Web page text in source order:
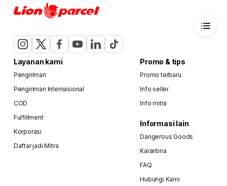
Layanan kami
Pengiriman
Pengiriman Internasional
COD
Fulfillment
Korporasi
Daftar jadi Mitra
Promo & tips
Promo terbaru
Info seller
Info mitra
Informasi lain
Dangerous Goods
Karantina
FAQ
Hubungi Kami